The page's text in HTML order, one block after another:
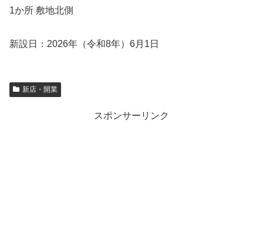
1か所 敷地北側
新設日：2026年（令和8年）6月1日
新店・開業
スポンサーリンク